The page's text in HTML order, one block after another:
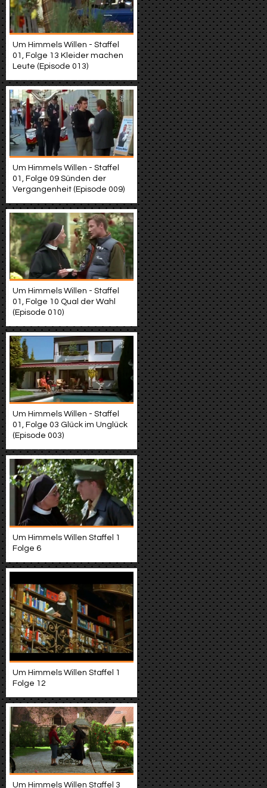
Um Himmels Willen - Staffel
01, Folge 13 Kleider machen
Leute (Episode 013)
Um Himmels Willen - Staffel
01, Folge 09 Sünden der
Vergangenheit (Episode 009)
Um Himmels Willen - Staffel
01, Folge 10 Qual der Wahl
(Episode 010)
Um Himmels Willen - Staffel
01, Folge 03 Glück im Unglück
(Episode 003)
Um Himmels Willen Staffel 1
Folge 6
Um Himmels Willen Staffel 1
Folge 12
Um Himmels Willen Staffel 3